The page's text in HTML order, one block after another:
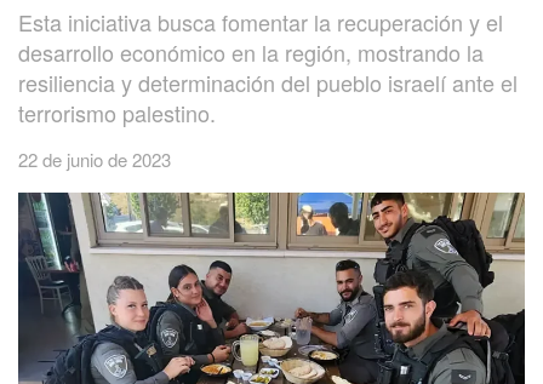
Esta iniciativa busca fomentar la recuperación y el
desarrollo económico en la región, mostrando la
resiliencia y determinación del pueblo israelí ante el
terrorismo palestino.
22 de junio de 2023